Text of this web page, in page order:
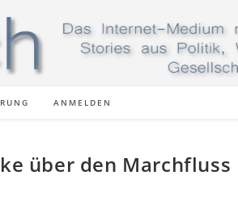
ANMELDEN
über den Marchfluss